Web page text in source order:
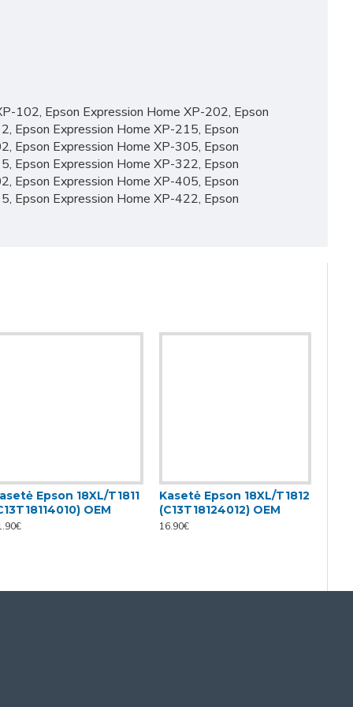
102, Epson Expression Home XP-202, Epson
Epson Expression Home XP-215, Epson
Epson Expression Home XP-305, Epson
Epson Expression Home XP-322, Epson
Epson Expression Home XP-405, Epson
Epson Expression Home XP-422, Epson
Epson 18XL/T1811
OEM
Kasetė Epson 18XL/T1812
(C13T18124012) OEM
16.90€